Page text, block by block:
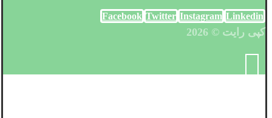
Facebook Twitter Instagram Linkedin
کپی رایت © 2026